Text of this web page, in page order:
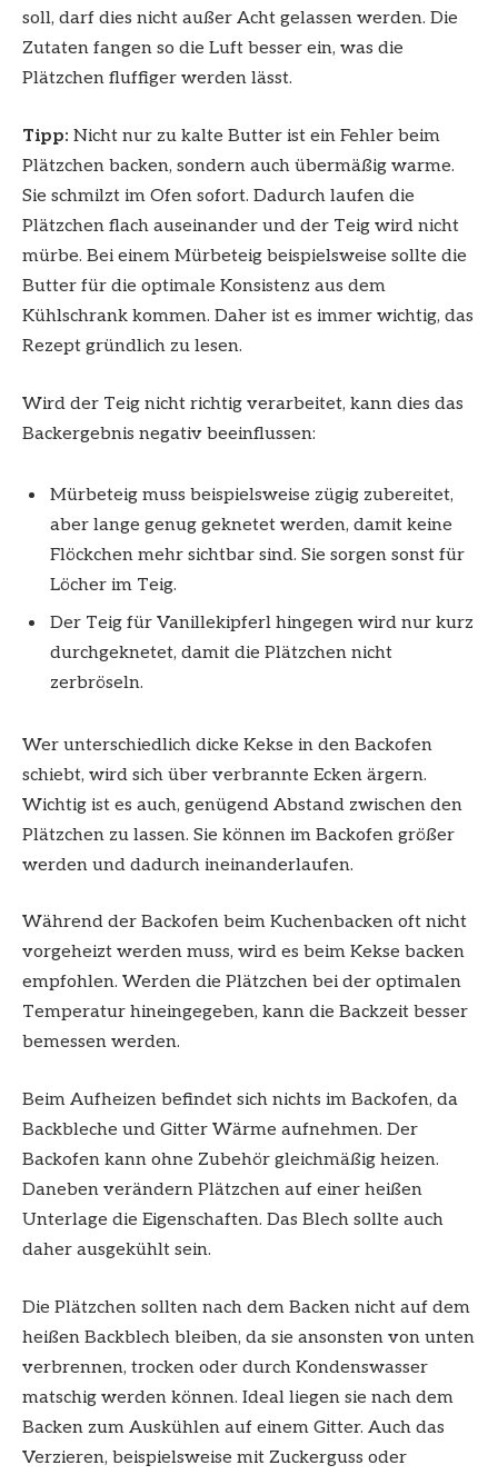
soll, darf dies nicht außer Acht gelassen werden. Die
Zutaten fangen so die Luft besser ein, was die
Plätzchen fluffiger werden lässt.
Tipp: Nicht nur zu kalte Butter ist ein Fehler beim
Plätzchen backen, sondern auch übermäßig warme.
Sie schmilzt im Ofen sofort. Dadurch laufen die
Plätzchen flach auseinander und der Teig wird nicht
mürbe. Bei einem Mürbeteig beispielsweise sollte die
Butter für die optimale Konsistenz aus dem
Kühlschrank kommen. Daher ist es immer wichtig, das
Rezept gründlich zu lesen.
Wird der Teig nicht richtig verarbeitet, kann dies das
Backergebnis negativ beeinflussen:
Mürbeteig muss beispielsweise zügig zubereitet,
aber lange genug geknetet werden, damit keine
Flöckchen mehr sichtbar sind. Sie sorgen sonst für
Löcher im Teig.
Der Teig für Vanillekipferl hingegen wird nur kurz
durchgeknetet, damit die Plätzchen nicht
zerbröseln.
Wer unterschiedlich dicke Kekse in den Backofen
schiebt, wird sich über verbrannte Ecken ärgern.
Wichtig ist es auch, genügend Abstand zwischen den
Plätzchen zu lassen. Sie können im Backofen größer
werden und dadurch ineinanderlaufen.
Während der Backofen beim Kuchenbacken oft nicht
vorgeheizt werden muss, wird es beim Kekse backen
empfohlen. Werden die Plätzchen bei der optimalen
Temperatur hineingegeben, kann die Backzeit besser
bemessen werden.
Beim Aufheizen befindet sich nichts im Backofen, da
Backbleche und Gitter Wärme aufnehmen. Der
Backofen kann ohne Zubehör gleichmäßig heizen.
Daneben verändern Plätzchen auf einer heißen
Unterlage die Eigenschaften. Das Blech sollte auch
daher ausgekühlt sein.
Die Plätzchen sollten nach dem Backen nicht auf dem
heißen Backblech bleiben, da sie ansonsten von unten
verbrennen, trocken oder durch Kondenswasser
matschig werden können. Ideal liegen sie nach dem
Backen zum Auskühlen auf einem Gitter. Auch das
Verzieren, beispielsweise mit Zuckerguss oder